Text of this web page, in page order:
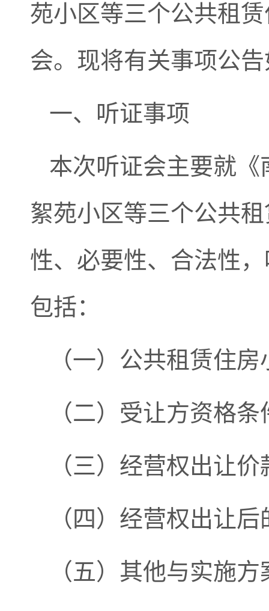
苑小区等三个公共租
会。现将有关事项公
一、听证事项
本次听证会主要就
絮苑小区等三个公共
性、必要性、合法性
包括：
（一）公共租赁住
（二）受让方资格
（三）经营权出让
（四）经营权出让
（五）其他与实施